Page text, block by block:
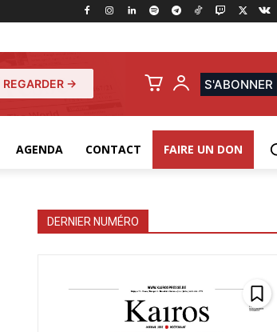
REGARDER → S'ABONNER
AGENDA CONTACT FAIRE UN DON
DERNIER NUMÉRO